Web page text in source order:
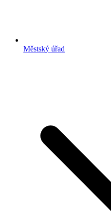
Městský úřad